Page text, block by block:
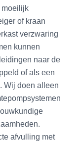
moeilijk
of kraan
verzwaring
kunnen
naar de
of als een
Wij doen alleen
afvulling met